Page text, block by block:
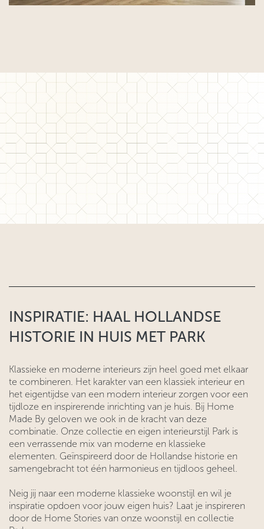
INSPIRATIE: HAAL HOLLANDSE
HISTORIE IN HUIS MET PARK
Klassieke en moderne interieurs zijn heel goed met elkaar
te combineren. Het karakter van een klassiek interieur en
het eigentijdse van een modern interieur zorgen voor een
tijdloze en inspirerende inrichting van je huis. Bij Home
Made By geloven we ook in de kracht van deze
combinatie. Onze collectie en eigen interieurstijl Park is
een verrassende mix van moderne en klassieke
elementen. Geïnspireerd door de Hollandse historie en
samengebracht tot één harmonieus en tijdloos geheel.
Neig jij naar een moderne klassieke woonstijl en wil je
inspiratie opdoen voor jouw eigen huis? Laat je inspireren
door de Home Stories van onze woonstijl en collectie